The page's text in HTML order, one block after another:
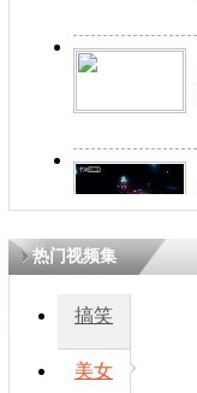
热门视频集
搞笑
美女